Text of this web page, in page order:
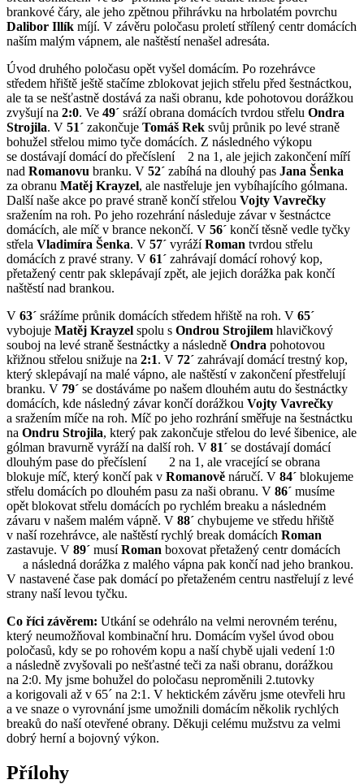
brankové čáry, ale jeho zpětnou přihrávku na hrbolatém povrchu
Dalibor Illík míjí. V závěru poločasu proletí střílený centr domácích
naším malým vápnem, ale naštěstí nenašel adresáta.
Úvod druhého poločasu opět vyšel domácím. Po rozehrávce
středem hřiště ještě stačíme zblokovat jejich střelu před šestnáctkou,
ale ta se nešťastně dostává za naši obranu, kde pohotovou dorážkou
zvyšují na 2:0. Ve 49´ sráží obrana domácích tvrdou střelu Ondra
Strojila. V 51´ zakončuje Tomáš Rek svůj průnik po levé straně
bohužel střelou mimo tyče domácích. Z následného výkopu
se dostávají domácí do přečíslení 2 na 1, ale jejich zakončení míří
nad Romanovu branku. V 52´ zabíhá na dlouhý pas Jana Šenka
za obranu Matěj Krayzel, ale nastřeluje jen vybíhajícího gólmana.
Další naše akce po pravé straně končí střelou Vojty Vavrečky
sražením na roh. Po jeho rozehrání následuje závar v šestnáctce
domácích, ale míč v brance nekončí. V 56´ končí těsně vedle tyčky
střela Vladimíra Šenka. V 57´ vyrážíRoman tvrdou střelu
domácích z pravé strany. V 61´ zahrávají domácí rohový kop,
přetažený centr pak sklepávají zpět, ale jejich dorážka pak končí
naštěstí nad brankou.
V 63´ srážíme průnik domácích středem hřiště na roh. V 65´
vybojuje Matěj Krayzel spolu s Ondrou Strojilem hlavičkový
souboj na levé straně šestnáctky a následně Ondra pohotovou
křižnou střelou snižuje na 2:1. V 72´ zahrávají domácí trestný kop,
který sklepávají na malé vápno, ale naštěstí v zakončení přestřelují
branku. V 79´ se dostáváme po našem dlouhém autu do šestnáctky
domácích, kde následný závar končí dorážkou Vojty Vavrečky
a sražením míče na roh. Míč po jeho rozhrání směřuje na šestnáctku
na Ondru Strojila, který pak zakončuje střelou do levé šibenice, ale
gólman bravurně vyráží na další roh. V 81´ se dostávají domácí
dlouhým pase do přečíslení 2 na 1, ale vracející se obrana
blokuje míč, který končí pak v Romanově náručí. V 84´ blokujeme
střelu domácích po dlouhém pasu za naši obranu. V 86´ musíme
opět blokovat střelu domácích po rychlém breaku a následném
závaru v našem malém vápně. V 88´ chybujeme ve středu hřiště
v naší rozehrávce, ale naštěstí rychlý break domácích Roman
zastavuje. V 89´ musíRoman boxovat přetažený centr domácích
a následná dorážka z malého vápna pak končí nad jeho brankou.
V nastavené čase pak domácí po přetaženém centru nastřelují z levé
strany naší levou tyčku.
Co říci závěrem: Utkání se odehrálo na velmi nerovném terénu,
který neumožňoval kombinační hru. Domácím vyšel úvod obou
poločasů, kdy se po rohovém kopu a naší chybě ujali vedení 1:0
a následně zvyšovali po nešťastné teči za naši obranu, dorážkou
na 2:0. My jsme bohužel do poločasu neproměnili 2.tutovky
a korigovali až v 65´ na 2:1. V hektickém závěru jsme otevřeli hru
a ve snaze o vyrovnání jsme umožnili domácím několik rychlých
breaků do naší otevřené obrany. Děkuji celému mužstvu za velmi
dobrý herní a bojovný výkon.
Přílohy